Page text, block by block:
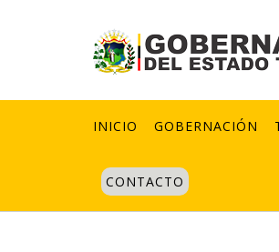
INICIO GOBERNACIÓN
CONTACTO